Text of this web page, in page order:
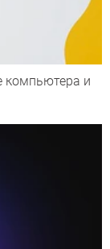
компьютера и